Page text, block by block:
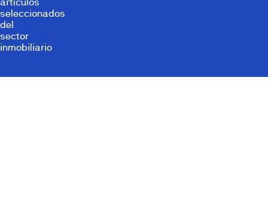
artículos
seleccionados
del
sector
inmobiliario